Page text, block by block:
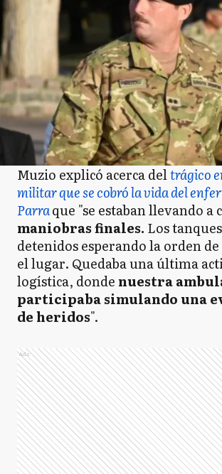
Muzio explicó acerca deltrágico
militar que se cobró la vida del
Parraque "se estaban llevando a
maniobras finales. Los
detenidos esperando la orden
el lugar. Quedaba una última
logística, donde nuestra
participaba simulando una
de heridos".
Ads